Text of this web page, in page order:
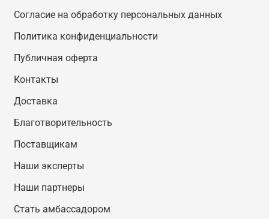
Согласие на обработку персональных данных
Политика конфиденциальности
Публичная оферта
Контакты
Доставка
Благотворительность
Поставщикам
Наши эксперты
Наши партнеры
Стать амбассадором